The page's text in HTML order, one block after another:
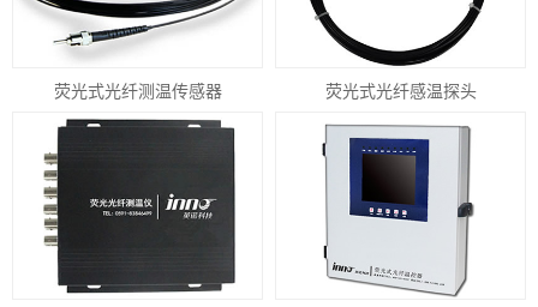
荧光式光纤测温传感器 荧光式光纤感温探头